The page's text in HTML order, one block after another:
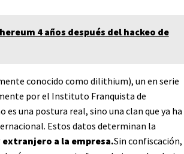
4 años después del hackeo de
conocido como dilithium), un en serie
por el Instituto Franquista de
es una postura real, sino una clan que ya ha
Estos datos determinan la
extranjero a la empresa.Sin confiscación,